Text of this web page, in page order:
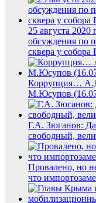
25 августа 2020
обсуждения по
сквера у собора
Коррупция…
М.Юсупов
Г.А. Зюганов:
свободный,
Провалено, но
что